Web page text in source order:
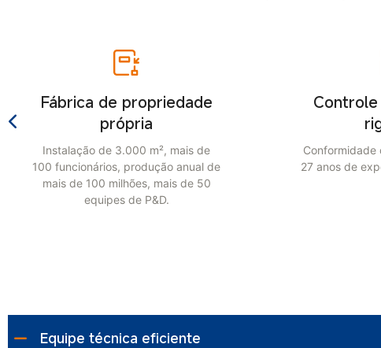
propriedade
própria
3.000 m², mais de
produção anual de
milhões, mais de 50
Controle de qualidade
Conformidade com ISO 9001 e
27 anos de experiência desde
Equipe técnica eficiente